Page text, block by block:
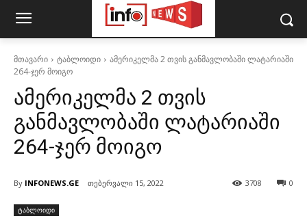
მთავარი ტაბლოიდი
ამერიკელმა 2 თვის განმავლობაში ლატარიაში
264-ჯერ მოიგო
ამერიკელმა 2 თვის
განმავლობაში ლატარიაში
264-ჯერ მოიგო
By INFONEWS.GE თებერვალი 15, 2022 0
3708
ტაბლოიდი